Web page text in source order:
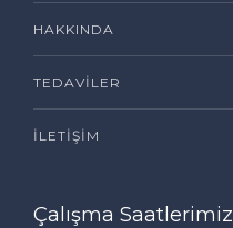
HAKKINDA
TEDAVILER
İLETIŞIM
Çalışma Saatlerimiz